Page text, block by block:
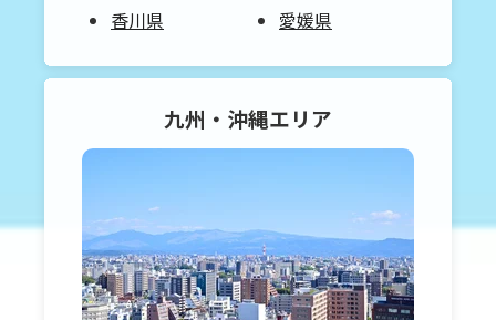
香川県
愛媛県
九州・沖縄エリア